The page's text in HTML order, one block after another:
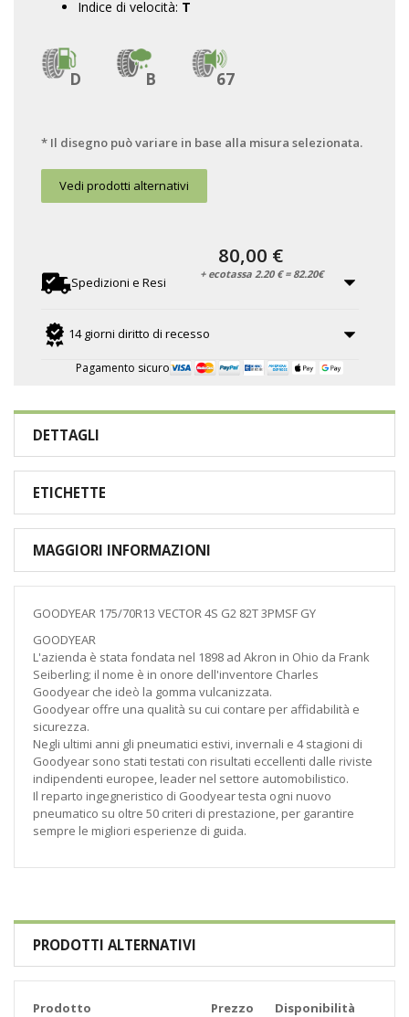
Indice di velocità: T
D B 67
* Il disegno può variare in base alla misura selezionata.
Vedi prodotti alternativi
Spedizioni e Resi
14 giorni diritto di recesso
Pagamento sicuro
80,00 €
+ ecotassa 2.20 € = 82.20€
DETTAGLI
ETICHETTE
MAGGIORI INFORMAZIONI
GOODYEAR 175/70R13 VECTOR 4S G2 82T 3PMSF GY
GOODYEAR
L'azienda è stata fondata nel 1898 ad Akron in Ohio da Frank
Seiberling; il nome è in onore dell'inventore Charles
Goodyear che ideò la gomma vulcanizzata.
Goodyear offre una qualità su cui contare per affidabilità e
sicurezza.
Negli ultimi anni gli pneumatici estivi, invernali e 4 stagioni di
Goodyear sono stati testati con risultati eccellenti dalle riviste
indipendenti europee, leader nel settore automobilistico.
Il reparto ingegneristico di Goodyear testa ogni nuovo
pneumatico su oltre 50 criteri di prestazione, per garantire
sempre le migliori esperienze di guida.
PRODOTTI ALTERNATIVI
Prodotto Prezzo Disponibilità